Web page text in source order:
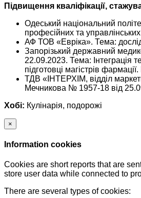
Підвищення кваліфікації,
Одеський національний
професійних та
АФ ТОВ «Евріка». Тема:
Запорізький державний
22.09.2023. Тема: Інтеграція
підготовці магістрів
ТДВ «ІНТЕРХІМ, відділ
Мечникова № 1957-18 від
Хобі: Кулінарія, подорожі
×
Information cookies
Cookies are short reports that are
store user data while connected to
There are several types of cookies: